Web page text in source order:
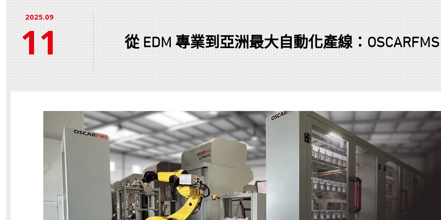
2025.09
11 從 EDM 專業到亞洲最大自動化產線：